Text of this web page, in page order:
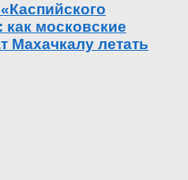
московские
Махачкалу летать